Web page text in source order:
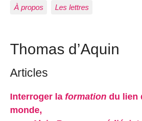
À propos Les lettres
Thomas d’Aquin
Articles
Interroger la formation du lien
monde,